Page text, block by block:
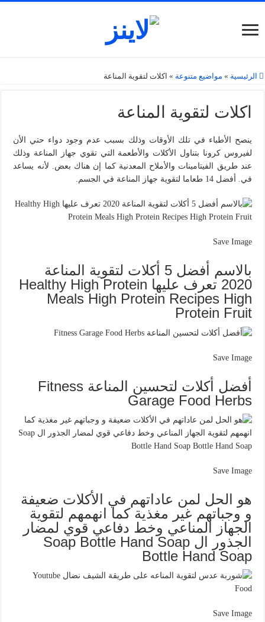
الرئيسية » مواضيع متنوعة » اكلات لتقوية المناعة
اكلات لتقوية المناعة
ينصح الأطباء في تلك الأوقات وذلك بسبب عدم وجود دواء حتي الأن
لفيروس كرونا بتناول الأكلات والأطعمة التي تقوي جهاز المناعة وذلك
عند طريق الفيتامينات والأملاح المعدنية كما إن هناك بعض. لأنه يساعد
في. أفضل 14 طعاما لتقوية جهاز المناعة في الجسم.
Save Image
بالاسم أفضل 5 أكلات لتقوية المناعة
2020 تعرف عليها Healthy High Protein
Meals High Protein Recipes High
Protein Fruit
Save Image
أفضل أكلات لتحسين المناعة Fitness
Garage Food Herbs
Save Image
هو الحل لمن عاداتهم في الأكلات ضعيفة
و وجباتهم غير مغذية كما انهمهم لتقوية
الجهاز المناعي وخط دفاعي قوي لمضار
الجذور ال Soap Bottle Hand Soap
Bottle Hand Soap
Save Image